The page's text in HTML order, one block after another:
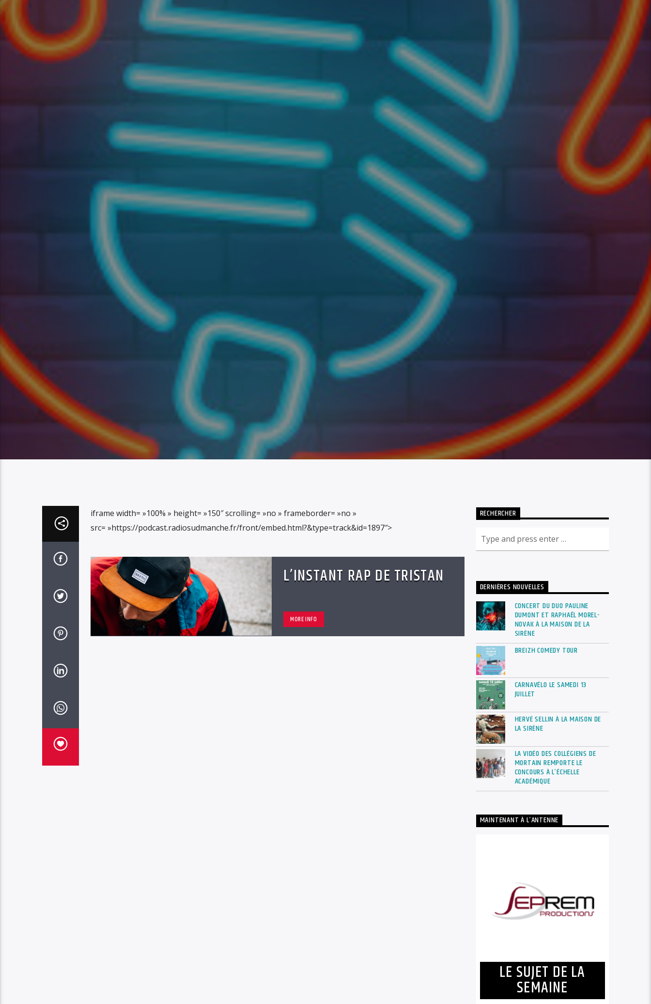
iframe width= »100% » height= »150″ scrolling= »no » frameborder= »no »
src= »https://podcast.radiosudmanche.fr/front/embed.html?&type=track&id=1897″>
L’INSTANT RAP DE TRISTAN
MORE INFO
RECHERCHER
DERNIÈRES NOUVELLES
CONCERT DU DUO PAULINE
DUMONT ET RAPHAËL MOREL-
NOVAK À LA MAISON DE LA
SIRÈNE
BREIZH COMEDY TOUR
CARNAVÉLO LE SAMEDI 13
JUILLET
HERVÉ SELLIN À LA MAISON DE
LA SIRÈNE
LA VIDÉO DES COLLÉGIENS DE
MORTAIN REMPORTE LE
CONCOURS À L’ÉCHELLE
ACADÉMIQUE
MAINTENANT À L’ANTENNE
LE SUJET DE LA
SEMAINE